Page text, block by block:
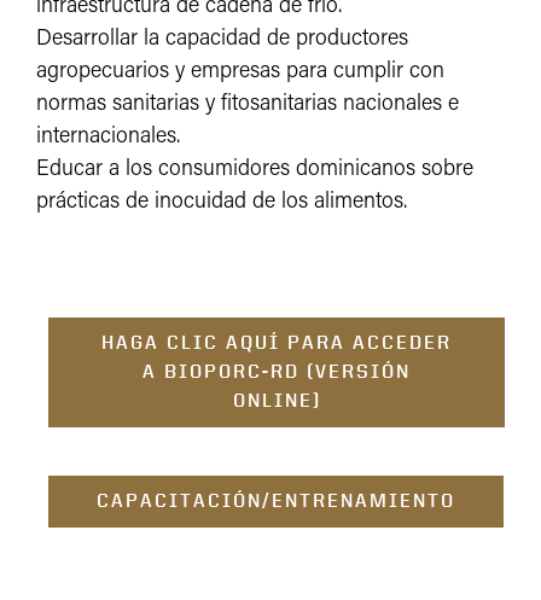
infraestructura de cadena de frío.
Desarrollar la capacidad de productores
agropecuarios y empresas para cumplir con
normas sanitarias y fitosanitarias nacionales e
internacionales.
Educar a los consumidores dominicanos sobre
prácticas de inocuidad de los alimentos.
HAGA CLIC AQUÍ PARA ACCEDER
A BIOPORC-RD (VERSIÓN
ONLINE)
CAPACITACIÓN/ENTRENAMIENTO